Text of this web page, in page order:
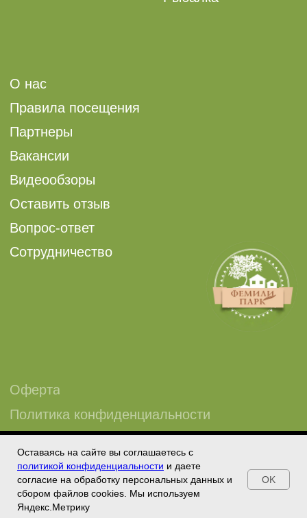
Оставаясь на сайте вы соглашаетесь с
политикой конфиденциальности и даете
согласие на обработку персональных данных и
сбором файлов cookies. Мы используем
Яндекс.Метрику
OK
Беседки
Made on Tilda